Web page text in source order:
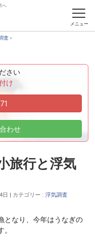
へ
実績ブログ
査 »
さい
け
わせ
旅行と浮気
日 カテゴリー :浮気調査
となり、今年はうなぎの